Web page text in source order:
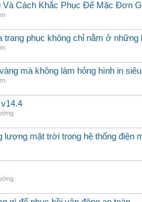
Và Cách Khắc Phục Để Mặc Đơn
trang phục không chỉ nằm ở
mà không làm hỏng hình in
v14.4
lượng mặt trời trong hệ thống điện